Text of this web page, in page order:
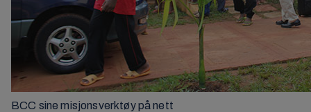
BCC sine misjonsverktøy på nett